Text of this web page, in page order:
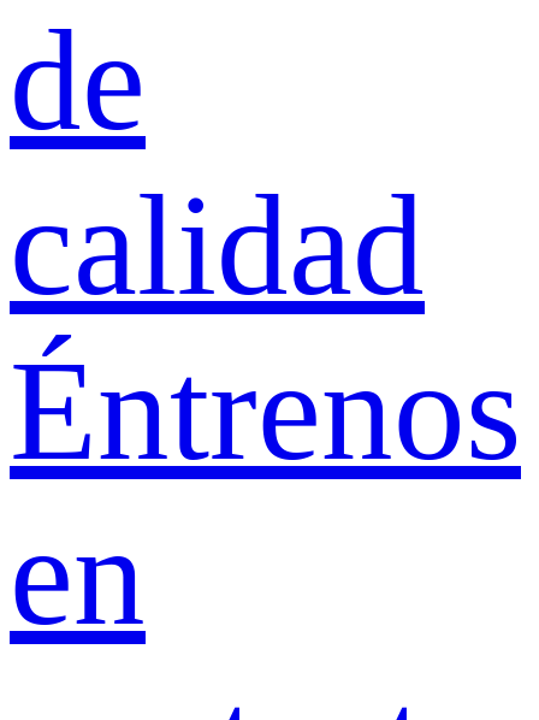
de
calidad
Éntrenos
en